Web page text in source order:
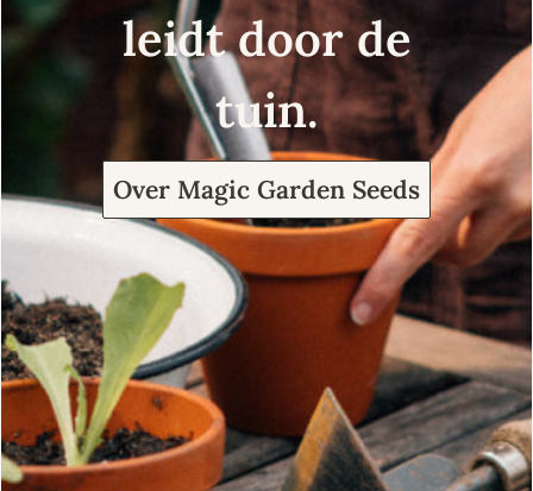
leidt door de
tuin.
Over Magic Garden Seeds